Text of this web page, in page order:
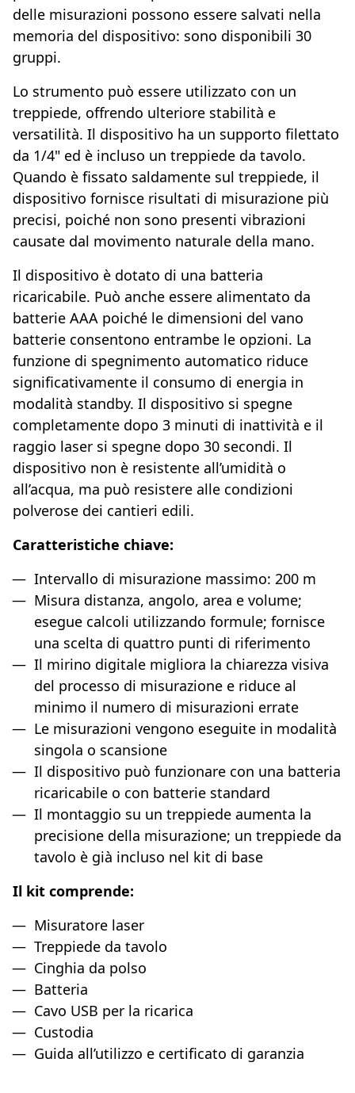
delle misurazioni possono essere salvati nella
memoria del dispositivo: sono disponibili 30
gruppi.
Lo strumento può essere utilizzato con un
treppiede, offrendo ulteriore stabilità e
versatilità. Il dispositivo ha un supporto filettato
da 1/4" ed è incluso un treppiede da tavolo.
Quando è fissato saldamente sul treppiede, il
dispositivo fornisce risultati di misurazione più
precisi, poiché non sono presenti vibrazioni
causate dal movimento naturale della mano.
Il dispositivo è dotato di una batteria
ricaricabile. Può anche essere alimentato da
batterie AAA poiché le dimensioni del vano
batterie consentono entrambe le opzioni. La
funzione di spegnimento automatico riduce
significativamente il consumo di energia in
modalità standby. Il dispositivo si spegne
completamente dopo 3 minuti di inattività e il
raggio laser si spegne dopo 30 secondi. Il
dispositivo non è resistente all’umidità o
all’acqua, ma può resistere alle condizioni
polverose dei cantieri edili.
Caratteristiche chiave:
Intervallo di misurazione massimo: 200 m
Misura distanza, angolo, area e volume;
esegue calcoli utilizzando formule; fornisce
una scelta di quattro punti di riferimento
Il mirino digitale migliora la chiarezza visiva
del processo di misurazione e riduce al
minimo il numero di misurazioni errate
Le misurazioni vengono eseguite in modalità
singola o scansione
Il dispositivo può funzionare con una batteria
ricaricabile o con batterie standard
Il montaggio su un treppiede aumenta la
precisione della misurazione; un treppiede da
tavolo è già incluso nel kit di base
Il kit comprende:
Misuratore laser
Treppiede da tavolo
Cinghia da polso
Batteria
Cavo USB per la ricarica
Custodia
Guida all’utilizzo e certificato di garanzia